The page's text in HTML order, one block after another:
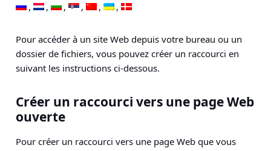
Pour accéder à un site Web depuis votre bureau ou un
dossier de fichiers, vous pouvez créer un raccourci en
suivant les instructions ci-dessous.
Créer un raccourci vers une page Web
ouverte
Pour créer un raccourci vers une page Web que vous